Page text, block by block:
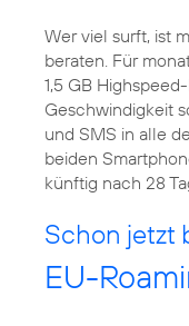
Wer viel surft, ist
beraten. Für
1,5 GB
Geschwindigkeit
und SMS in alle
beiden
künftig nach 28
Schon jetzt
EU-